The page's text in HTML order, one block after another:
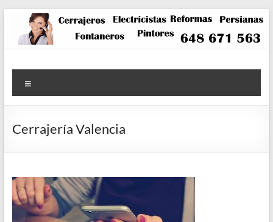
contenido
Cerrajería Valencia